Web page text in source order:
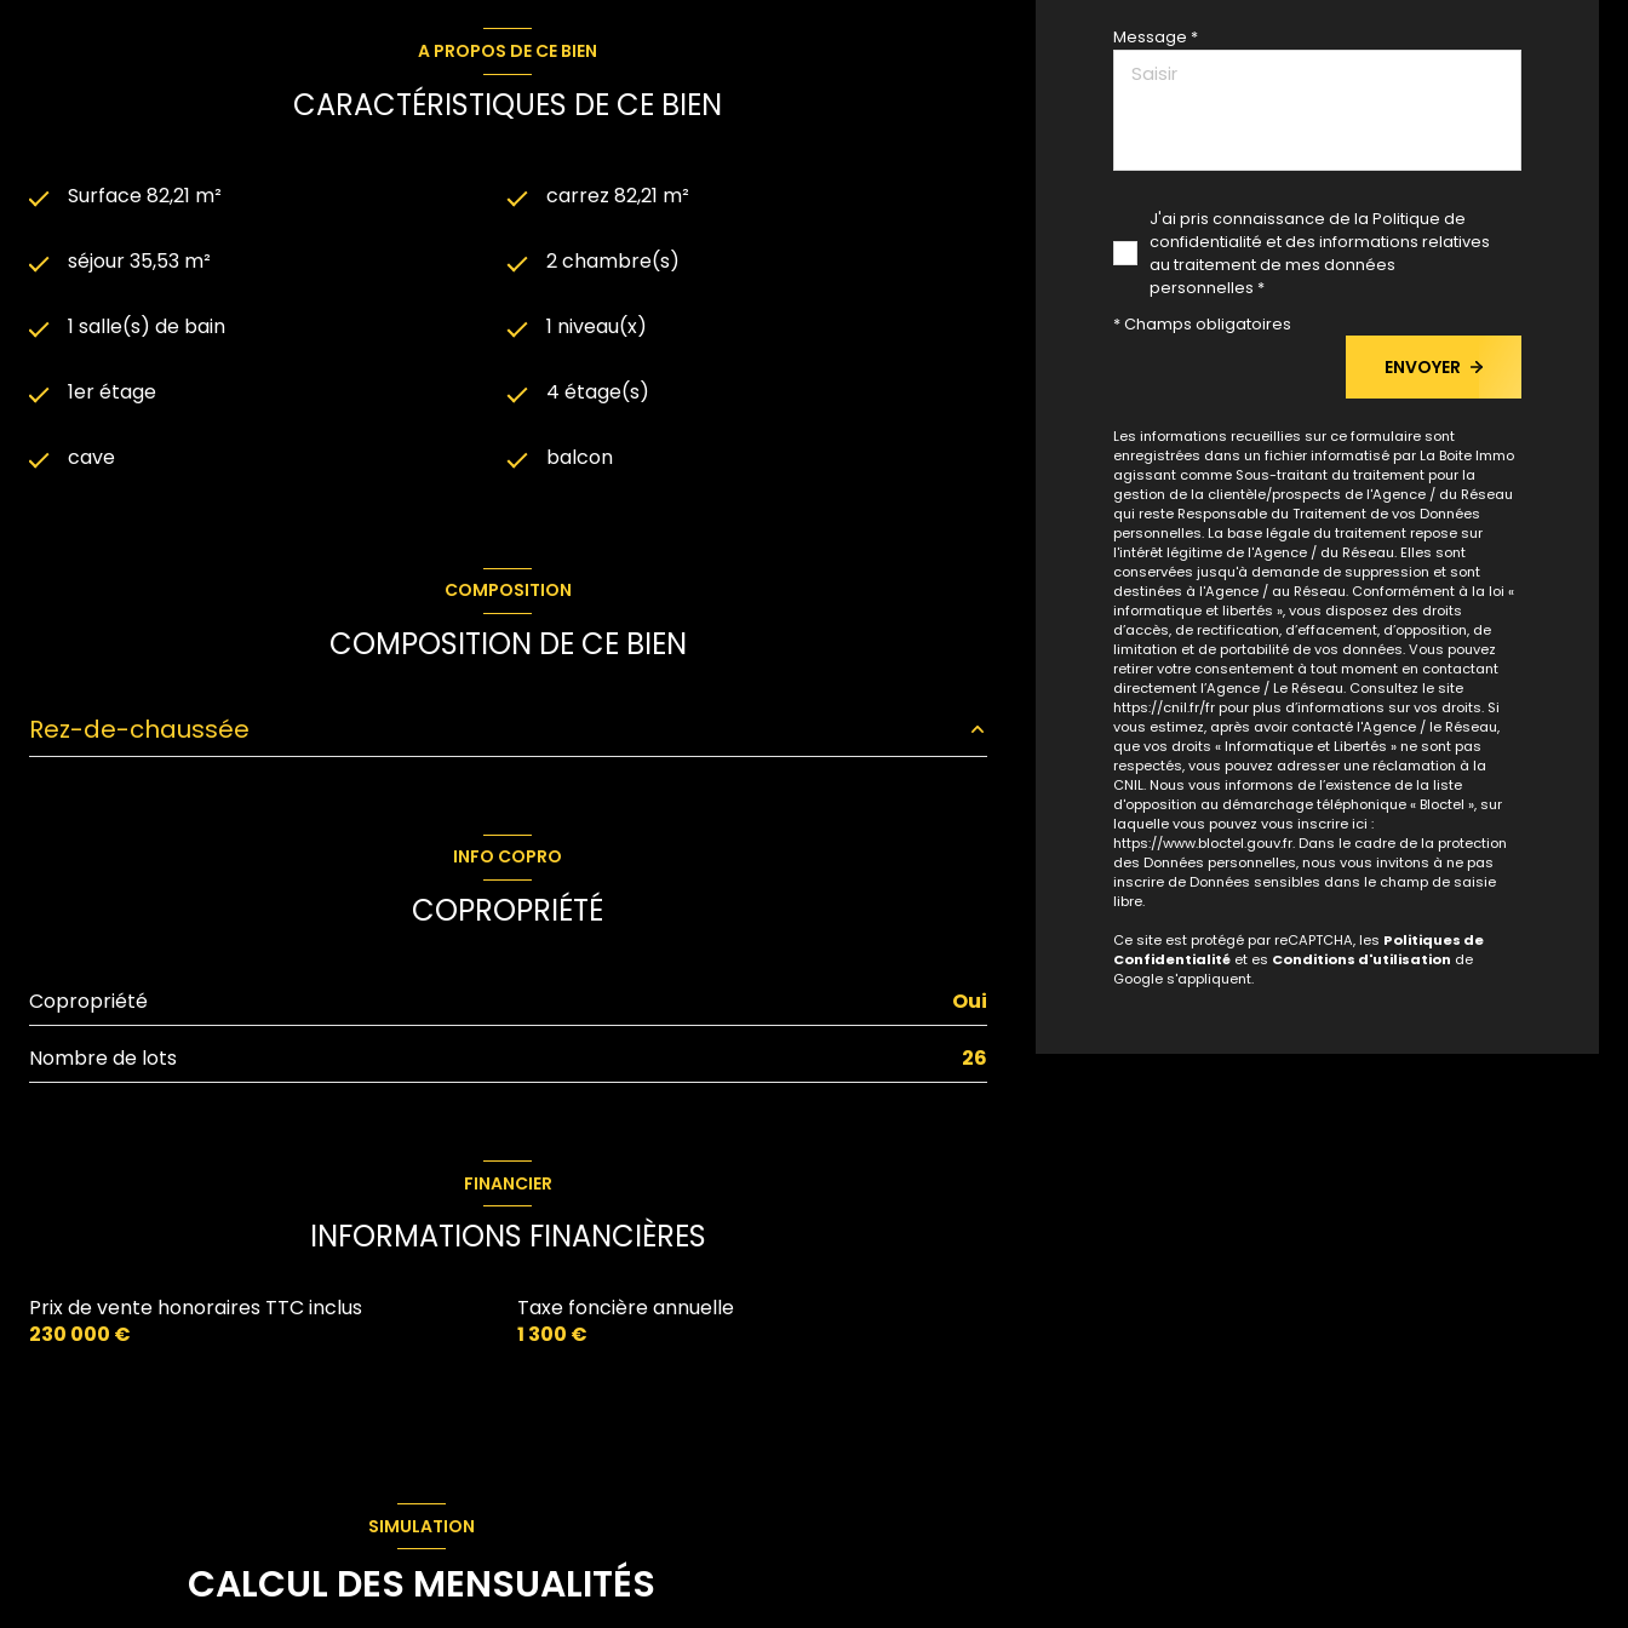
A PROPOS DE CE BIEN
CARACTÉRISTIQUES DE CE BIEN
Surface 82,21 m² carrez 82,21 m²
séjour 35,53 m² 2 chambre(s)
1 salle(s) de bain 1 niveau(x)
1er étage 4 étage(s)
cave balcon
COMPOSITION
COMPOSITION DE CE BIEN
Rez-de-chaussée
chambre
16.4 m²
chambre
14.15 m²
INFO COPRO
COPROPRIÉTÉ
Copropriété Oui
Nombre de lots 26
FINANCIER
INFORMATIONS FINANCIÈRES
Prix de vente honoraires TTC inclus
230 000 €
Taxe foncière annuelle
1 300 €
Message *
J'ai pris connaissance de la Politique de
confidentialité et des informations relatives
au traitement de mes données
personnelles *
* Champs obligatoires
ENVOYER
Les informations recueillies sur ce formulaire sont
enregistrées dans un fichier informatisé par La Boite Immo
agissant comme Sous-traitant du traitement pour la
gestion de la clientèle/prospects de l'Agence / du Réseau
qui reste Responsable du Traitement de vos Données
personnelles. La base légale du traitement repose sur
l'intérêt légitime de l'Agence / du Réseau. Elles sont
conservées jusqu'à demande de suppression et sont
destinées à l'Agence / au Réseau. Conformément à la loi «
informatique et libertés », vous disposez des droits
d’accès, de rectification, d’effacement, d’opposition, de
limitation et de portabilité de vos données. Vous pouvez
retirer votre consentement à tout moment en contactant
directement l’Agence / Le Réseau. Consultez le site
https://cnil.fr/frpour plus d’informations sur vos droits. Si
vous estimez, après avoir contacté l'Agence / le Réseau,
que vos droits « Informatique et Libertés » ne sont pas
respectés, vous pouvez adresser une réclamation à la
CNIL. Nous vous informons de l’existence de la liste
d'opposition au démarchage téléphonique « Bloctel », sur
laquelle vous pouvez vous inscrire ici :
https://www.bloctel.gouv.fr. Dans le cadre de la protection
des Données personnelles, nous vous invitons à ne pas
inscrire de Données sensibles dans le champ de saisie
libre.
Ce site est protégé par reCAPTCHA, les Politiques de
Confidentialitéet es Conditions d'utilisation de
Google s'appliquent.
SIMULATION
CALCUL DES MENSUALITÉS